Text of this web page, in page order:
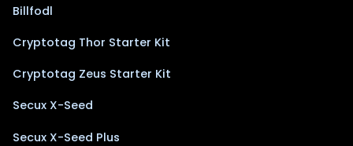
Billfodl
Cryptotag Thor Starter Kit
Cryptotag Zeus Starter Kit
Secux X-Seed
Secux X-Seed Plus